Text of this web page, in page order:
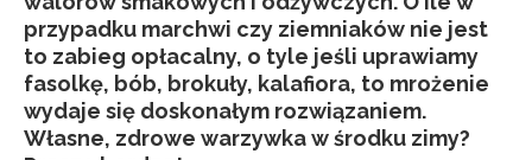
przypadku marchwi czy ziemniaków nie jest
to zabieg opłacalny, o tyle jeśli uprawiamy
fasolkę, bób, brokuły, kalafiora, to mrożenie
wydaje się doskonałym rozwiązaniem.
Własne, zdrowe warzywka w środku zimy?